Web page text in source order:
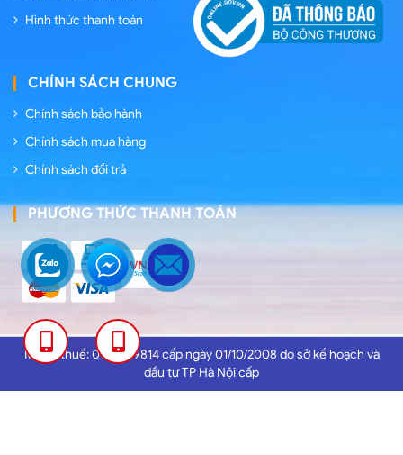
Hình thức thanh toán
CHÍNH SÁCH CHUNG
Chính sách bảo hành
Chính sách mua hàng
Chính sách đổi trả
PHƯƠNG THỨC THANH TOÁN
Mã số thuế: 0102959814 cấp ngày 01/10/2008 do sở kế hoạch và
đầu tư TP Hà Nội cấp